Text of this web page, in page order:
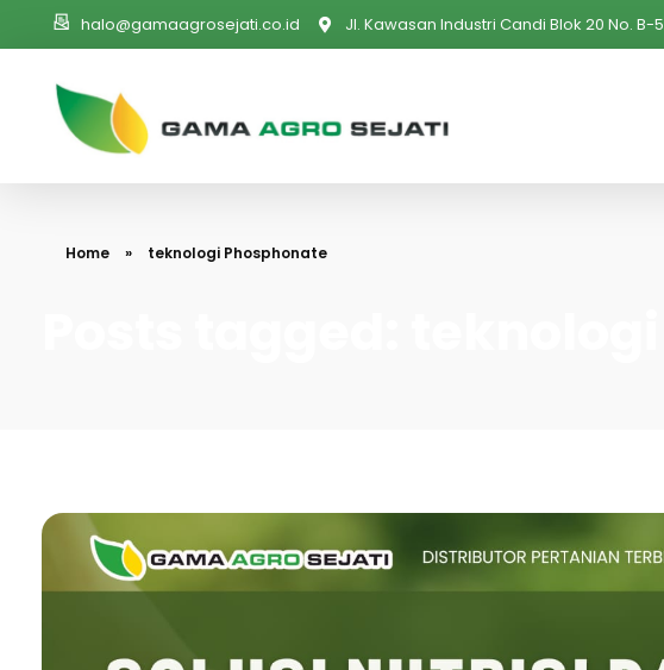
halo@gamaagrosejati.co.id Jl. Kawasan Industri Candi Blok 20 No. B-5
Home » teknologi Phosphonate